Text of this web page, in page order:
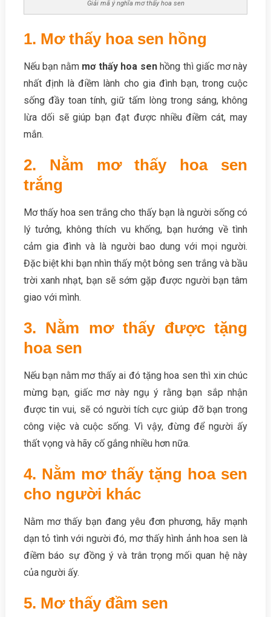
Giải mã ý nghĩa mơ thấy hoa sen
1. Mơ thấy hoa sen hồng
Nếu bạn nằm mơ thấy hoa sen hồng thì giấc mơ này
nhất định là điềm lành cho gia đình bạn, trong cuộc
sống đầy toan tính, giữ tấm lòng trong sáng, không
lừa dối sẽ giúp bạn đạt được nhiều điềm cát, may
mắn.
2. Nằm mơ thấy hoa sen
trắng
Mơ thấy hoa sen trắng cho thấy bạn là người sống có
lý tưởng, không thích vu khống, bạn hướng về tình
cảm gia đình và là người bao dung với mọi người.
Đặc biệt khi bạn nhìn thấy một bông sen trắng và bầu
trời xanh nhạt, bạn sẽ sớm gặp được người bạn tâm
giao với mình.
3. Nằm mơ thấy được tặng
hoa sen
Nếu bạn nằm mơ thấy ai đó tặng hoa sen thì xin chúc
mừng bạn, giấc mơ này ngụ ý rằng bạn sắp nhận
được tin vui, sẽ có người tích cực giúp đỡ bạn trong
công việc và cuộc sống. Vì vậy, đừng để người ấy
thất vọng và hãy cố gắng nhiều hơn nữa.
4. Nằm mơ thấy tặng hoa sen
cho người khác
Nằm mơ thấy bạn đang yêu đơn phương, hãy mạnh
dạn tỏ tình với người đó, mơ thấy hình ảnh hoa sen là
điềm báo sự đồng ý và trân trọng mối quan hệ này
của người ấy.
5. Mơ thấy đầm sen